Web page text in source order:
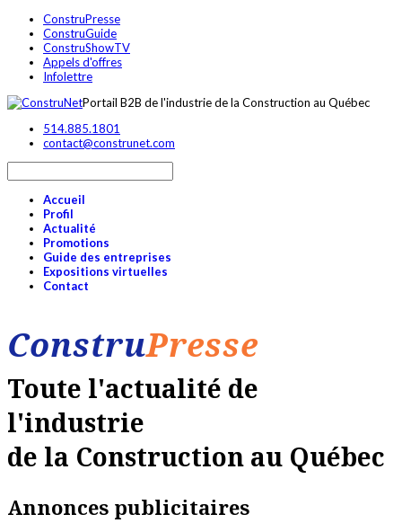
ConstruPresse
ConstruGuide
ConstruShowTV
Appels d'offres
Infolettre
Portail B2B de l'industrie de la Construction au Québec
514.885.1801
contact@construnet.com
Accueil
Profil
Actualité
Promotions
Guide des entreprises
Expositions virtuelles
Contact
ConstruPresse
Toute l'actualité de
l'industrie
de la Construction au Québec
Annonces publicitaires